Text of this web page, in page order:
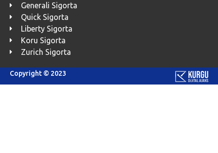
Generali Sigorta
Quick Sigorta
Liberty Sigorta
Koru Sigorta
Zurich Sigorta
Copyright © 2023